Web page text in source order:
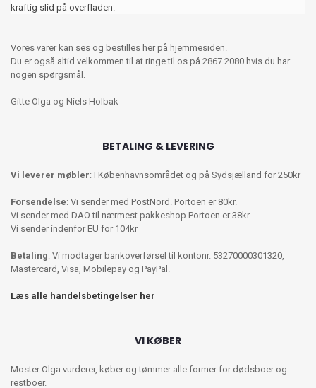
kraftig slid på overfladen.
Vores varer kan ses og bestilles her på hjemmesiden.
Du er også altid velkommen til at ringe til os på 2867 2080 hvis du har
nogen spørgsmål.
Gitte Olga og Niels Holbak
BETALING & LEVERING
Vi leverer møbler: I Københavnsområdet og på Sydsjælland for 250kr
Forsendelse: Vi sender med PostNord. Portoen er 80kr.
Vi sender med DAO til nærmest pakkeshop Portoen er 38kr.
Vi sender indenfor EU for 104kr
Betaling: Vi modtager bankoverførsel til kontonr. 53270000301320,
Mastercard, Visa, Mobilepay og PayPal.
Læs alle handelsbetingelser her
VI KØBER
Moster Olga vurderer, køber og tømmer alle former for dødsboer og
restboer.